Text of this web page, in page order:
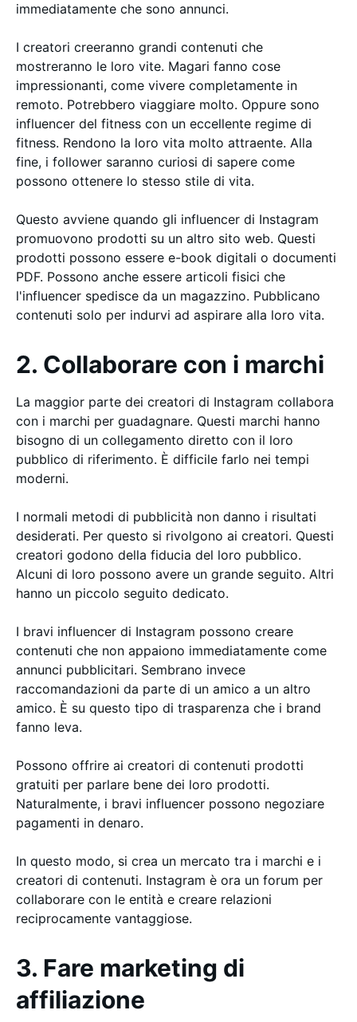
immediatamente che sono annunci.
I creatori creeranno grandi contenuti che
mostreranno le loro vite. Magari fanno cose
impressionanti, come vivere completamente in
remoto. Potrebbero viaggiare molto. Oppure sono
influencer del fitness con un eccellente regime di
fitness. Rendono la loro vita molto attraente. Alla
fine, i follower saranno curiosi di sapere come
possono ottenere lo stesso stile di vita.
Questo avviene quando gli influencer di Instagram
promuovono prodotti su un altro sito web. Questi
prodotti possono essere e-book digitali o documenti
PDF. Possono anche essere articoli fisici che
l'influencer spedisce da un magazzino. Pubblicano
contenuti solo per indurvi ad aspirare alla loro vita.
2. Collaborare con i marchi
La maggior parte dei creatori di Instagram collabora
con i marchi per guadagnare. Questi marchi hanno
bisogno di un collegamento diretto con il loro
pubblico di riferimento. È difficile farlo nei tempi
moderni.
I normali metodi di pubblicità non danno i risultati
desiderati. Per questo si rivolgono ai creatori. Questi
creatori godono della fiducia del loro pubblico.
Alcuni di loro possono avere un grande seguito. Altri
hanno un piccolo seguito dedicato.
I bravi influencer di Instagram possono creare
contenuti che non appaiono immediatamente come
annunci pubblicitari. Sembrano invece
raccomandazioni da parte di un amico a un altro
amico. È su questo tipo di trasparenza che i brand
fanno leva.
Possono offrire ai creatori di contenuti prodotti
gratuiti per parlare bene dei loro prodotti.
Naturalmente, i bravi influencer possono negoziare
pagamenti in denaro.
In questo modo, si crea un mercato tra i marchi e i
creatori di contenuti. Instagram è ora un forum per
collaborare con le entità e creare relazioni
reciprocamente vantaggiose.
3. Fare marketing di
affiliazione